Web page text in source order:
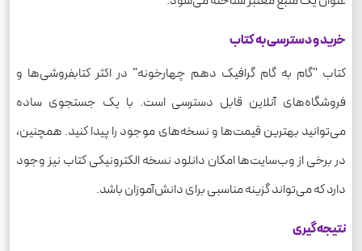
خرید و دسترسی به کتاب
کتاب "گام به گام گرافیک دهم چهارخونه" در اکثر کتابفروشی‌ها و
فروشگاه‌های آنلاین قابل دسترسی است. با یک جستجوی ساده
می‌توانید بهترین قیمت‌ها و نسخه‌های موجود را پیدا کنید. همچنین،
در برخی از وب‌سایت‌ها امکان دانلود نسخه الکترونیکی کتاب نیز وجود
دارد که می‌تواند گزینه مناسبی برای دانش‌آموزان باشد.
نتیجه‌گیری